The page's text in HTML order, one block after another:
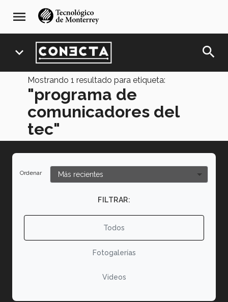
navegación
principal
menu
expand_more search
Mostrando 1 resultado para etiqueta:
"programa de
comunicadores del
tec"
Ordenar
FILTRAR:
Todos
Fotogalerías
Videos